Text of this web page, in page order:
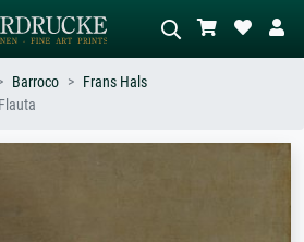
Barroco
Frans Hals